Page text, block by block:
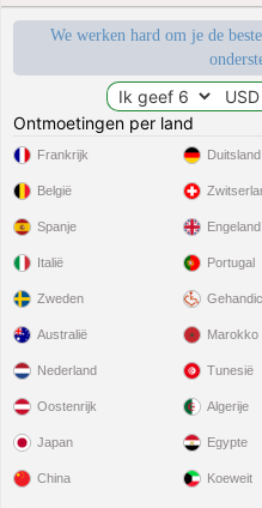
We werken hard om je de
Ontmoetingen per land
Frankrijk
België
Spanje
Italië
Zweden
Duitsland
Engeland
Portugal
Australië
Nederland
Oostenrijk
Japan
China
Marokko
Tunesië
Algerije
Egypte
Koeweit